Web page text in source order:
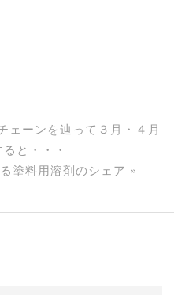
ェーンを辿って３月・４月
と・・・
塗料用溶剤のシェア »